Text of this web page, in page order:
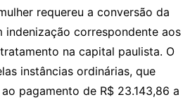
requereu a conversão da
indenização correspondente aos
na capital paulista. O
instâncias ordinárias, que
pagamento de R$ 23.143,86 a